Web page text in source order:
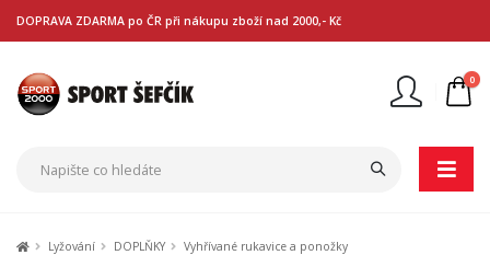
DOPRAVA ZDARMA po ČR při nákupu zboží nad 2000,- Kč
0
Lyžování DOPLŇKY
Vyhřívané rukavice a ponožky